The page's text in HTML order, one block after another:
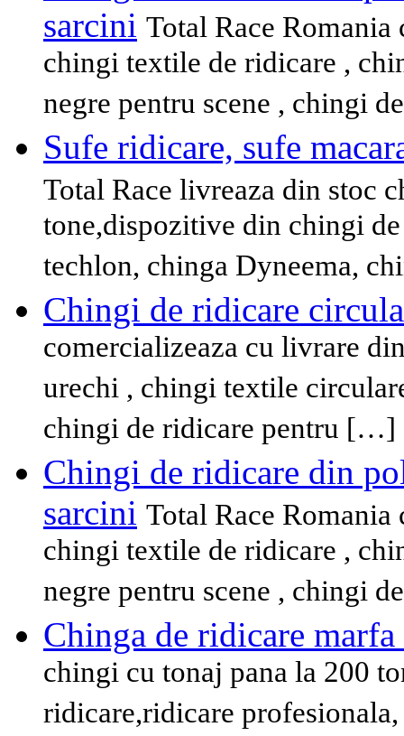
sarcini Total Race
chingi textile de ridicare ,
negre pentru scene , chingi
Sufe ridicare, sufe
Total Race livreaza din stoc
tone,dispozitive din chingi
techlon, chinga Dyneema,
Chingi de ridicare
comercializeaza cu livrare
urechi , chingi textile
chingi de ridicare pentru […]
Chingi de ridicare din
sarcini Total Race
chingi textile de ridicare ,
negre pentru scene , chingi
Chinga de ridicare
chingi cu tonaj pana la 200
ridicare,ridicare